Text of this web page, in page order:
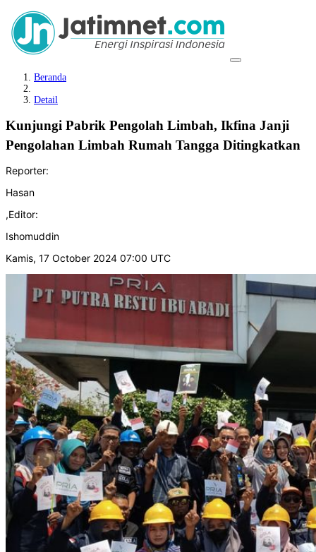
Beranda
Detail
Kunjungi Pabrik Pengolah Limbah, Ikfina Janji
Pengolahan Limbah Rumah Tangga Ditingkatkan
Reporter:
Hasan
,Editor:
Ishomuddin
Kamis, 17 October 2024 07:00 UTC